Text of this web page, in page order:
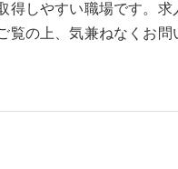
得しやすい職場です。
の上、気兼ねなくお問